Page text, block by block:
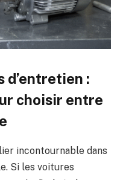
d’entretien :
choisir entre
incontournable dans
Si les voitures